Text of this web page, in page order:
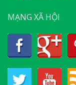
MẠNG XÃ HỘI